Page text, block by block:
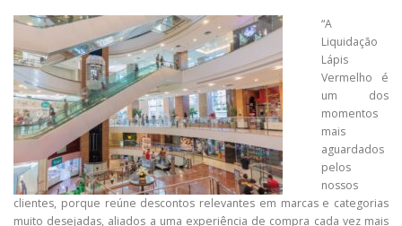
“A
Liquidação
Lápis
Vermelho é
um dos
momentos
mais
aguardados
pelos
nossos
clientes, porque reúne descontos relevantes em marcas e categorias
muito desejadas, aliados a uma experiência de compra cada vez mais